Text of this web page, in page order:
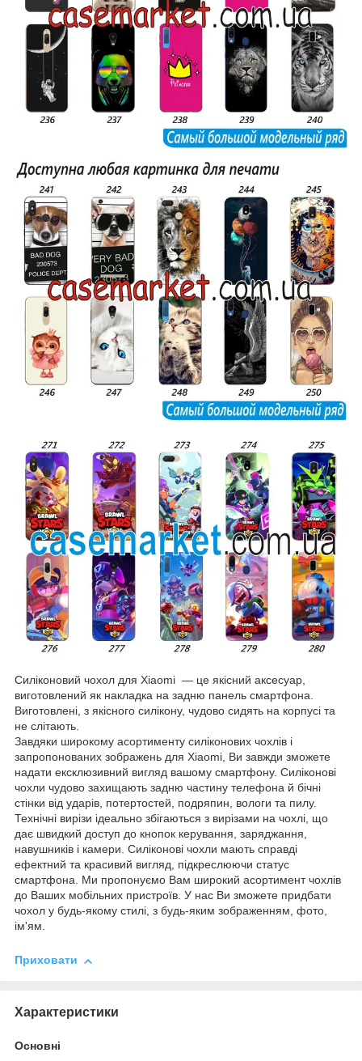
Силіконовий чохол для Xiaomi — це якісний аксесуар,
виготовлений як накладка на задню панель смартфона.
Виготовлені, з якісного силікону, чудово сидять на корпусі та
не слітають.
Завдяки широкому асортименту силіконових чохлів і
запропонованих зображень для Xiaomi, Ви завжди зможете
надати ексклюзивний вигляд вашому смартфону. Силіконові
чохли чудово захищають задню частину телефона й бічні
стінки від ударів, потертостей, подряпин, вологи та пилу.
Технічні вирізи ідеально збігаються з вирізами на чохлі, що
дає швидкий доступ до кнопок керування, заряджання,
навушників і камери. Силіконові чохли мають справді
ефектний та красивий вигляд, підкреслюючи статус
смартфона. Ми пропонуємо Вам широкий асортимент чохлів
до Ваших мобільних пристроїв. У нас Ви зможете придбати
чохол у будь-якому стилі, з будь-яким зображенням, фото,
ім'ям.
Приховати
Характеристики
Основні